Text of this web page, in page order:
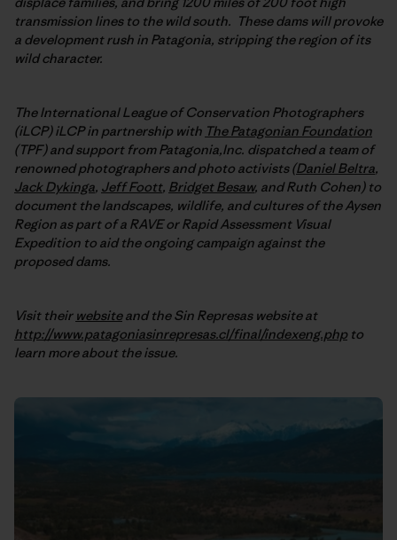
transmission lines to the wild south. These dams will provoke
a development rush in Patagonia, stripping the region of its
wild character.
The International League of Conservation Photographers
(iLCP) iLCP in partnership with The Patagonian Foundation
(TPF) and support from Patagonia,Inc. dispatched a team of
renowned photographers and photo activists (Daniel Beltra,
Jack Dykinga, Jeff Foott, Bridget Besaw, and Ruth Cohen) to
document the landscapes, wildlife, and cultures of the Aysen
Region as part of a RAVE or Rapid Assessment Visual
Expedition to aid the ongoing campaign against the
proposed dams.
Visit their websiteand the Sin Represas website at
http://www.patagoniasinrepresas.cl/final/indexeng.php to
learn more about the issue.